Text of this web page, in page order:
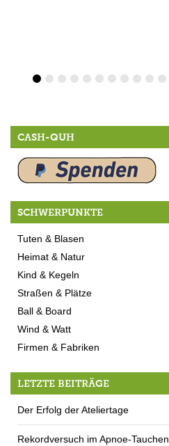
CASH-QUH
SCHWERPUNKTE
Tuten & Blasen
Heimat & Natur
Kind & Kegeln
Straßen & Plätze
Ball & Board
Wind & Watt
Firmen & Fabriken
LETZTE BEITRÄGE
Der Erfolg der Ateliertage
Rekordversuch im Apnoe-